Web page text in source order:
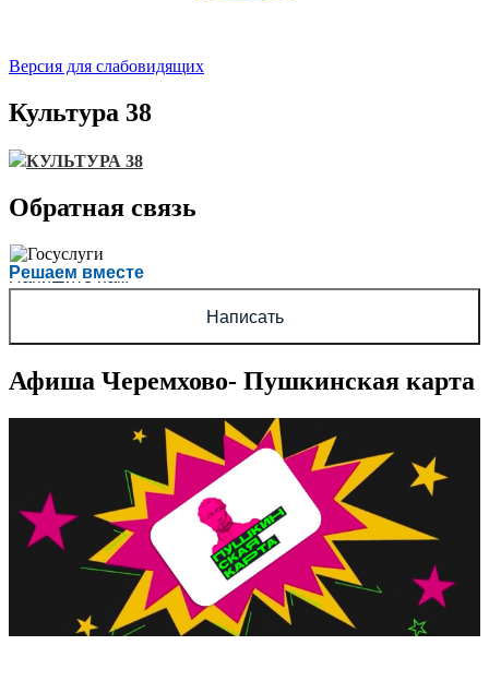
Версия для слабовидящих
Культура 38
КУЛЬТУРА 38
Обратная связь
Решаем вместе
Есть вопрос?
Напишите нам
Написать
Афиша Черемхово- Пушкинская карта